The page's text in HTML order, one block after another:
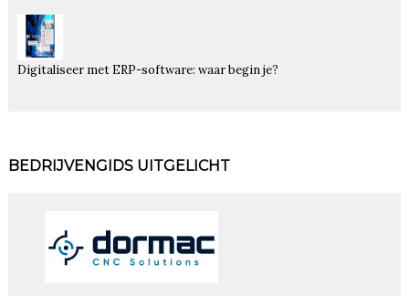
Digitaliseer met ERP-software: waar begin je?
BEDRIJVENGIDS UITGELICHT